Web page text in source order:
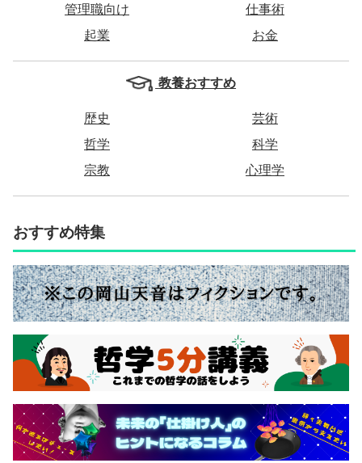
管理職向け
仕事術
起業
お金
教養おすすめ
歴史
芸術
哲学
科学
宗教
心理学
おすすめ特集